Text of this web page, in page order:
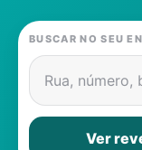
Gás
Contatos
BUSCAR NO SEU
Rua, número,
Ver